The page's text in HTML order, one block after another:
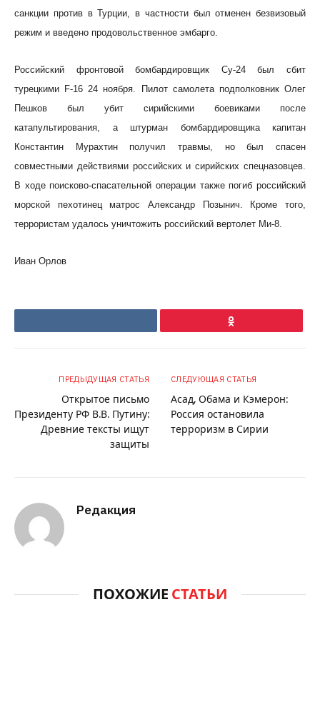
санкции против в Турции, в частности был отменен безвизовый
режим и введено продовольственное эмбарго.
Российский фронтовой бомбардировщик Су-24 был сбит
турецкими F-16 24 ноября. Пилот самолета подполковник Олег
Пешков был убит сирийскими боевиками после
катапультирования, а штурман бомбардировщика капитан
Константин Мурахтин получил травмы, но был спасен
совместными действиями российских и сирийских спецназовцев.
В ходе поисково-спасательной операции также погиб российский
морской пехотинец матрос Александр Позынич. Кроме того,
террористам удалось уничтожить российский вертолет Ми-8.
Иван Орлов
Ok
ПРЕДЫДУЩАЯ СТАТЬЯ
Открытое письмо
Президенту РФ В.В. Путину:
Древние тексты ищут
защиты
СЛЕДУЮЩАЯ СТАТЬЯ
Асад, Обама и Кэмерон:
Россия остановила
терроризм в Сирии
Редакция
ПОХОЖИЕ СТАТЬИ